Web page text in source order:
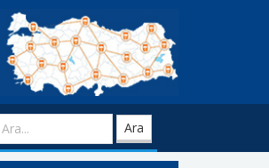
Ara